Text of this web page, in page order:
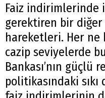
Faiz indirimlerinde
gerektiren bir
hareketleri. Her ne
cazip seviyelerde
Bankası’nın güçlü
politikasındaki